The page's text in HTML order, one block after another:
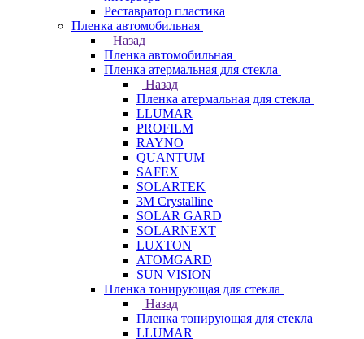
Реставратор пластика
Пленка автомобильная
Назад
Пленка автомобильная
Пленка атермальная для стекла
Назад
Пленка атермальная для стекла
LLUMAR
PROFILM
RAYNO
QUANTUM
SAFEX
SOLARTEK
3M Crystalline
SOLAR GARD
SOLARNEXT
LUXTON
ATOMGARD
SUN VISION
Пленка тонирующая для стекла
Назад
Пленка тонирующая для стекла
LLUMAR